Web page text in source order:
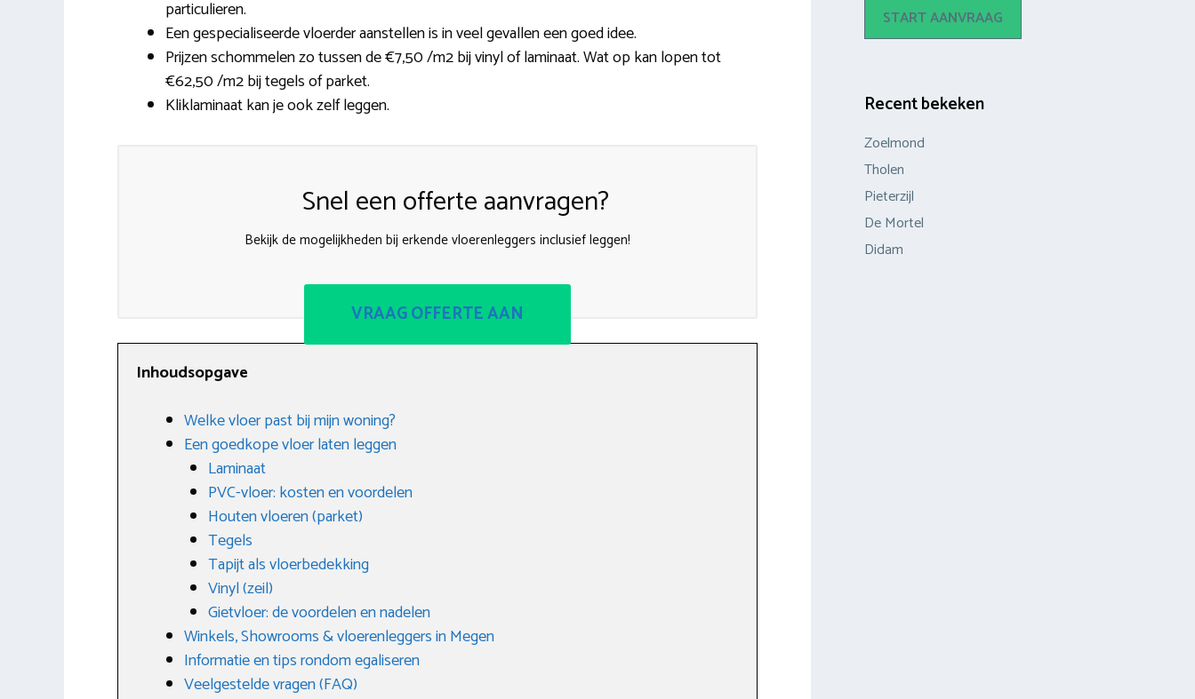
particulieren.
Een gespecialiseerde vloerder aanstellen is in veel gevallen een goed idee.
Prijzen schommelen zo tussen de €7,50 /m2 bij vinyl of laminaat. Wat op kan lopen tot
€62,50 /m2 bij tegels of parket.
Kliklaminaat kan je ook zelf leggen.
Snel een offerte aanvragen?
Bekijk de mogelijkheden bij erkende vloerenleggers inclusief leggen!
VRAAG OFFERTE AAN
Inhoudsopgave
Welke vloer past bij mijn woning?
Een goedkope vloer laten leggen
Laminaat
PVC-vloer: kosten en voordelen
Houten vloeren (parket)
Tegels
Tapijt als vloerbedekking
Vinyl (zeil)
Gietvloer: de voordelen en nadelen
Winkels, Showrooms & vloerenleggers in Megen
Informatie en tips rondom egaliseren
Veelgestelde vragen (FAQ)
START AANVRAAG
Recent bekeken
Zoelmond
Tholen
Pieterzijl
De Mortel
Didam